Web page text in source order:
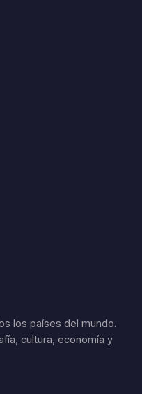
los países del mundo.
cultura, economía y